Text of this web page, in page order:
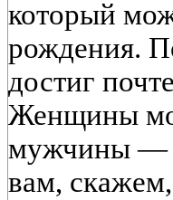
который
рождения.
достиг
Женщины
мужчины —
вам,